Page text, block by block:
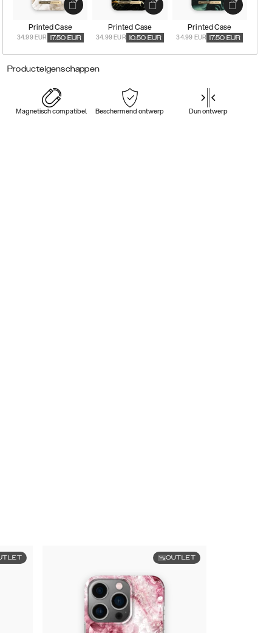
Printed Case
34.99 EUR 17.50 EUR
Printed Case
34.99 EUR 10.50 EUR
Printed Case
34.99 EUR 17.50 EUR
Producteigenschappen
Magnetisch compatibel Beschermend ontwerp Dun ontwerp
OUTLET